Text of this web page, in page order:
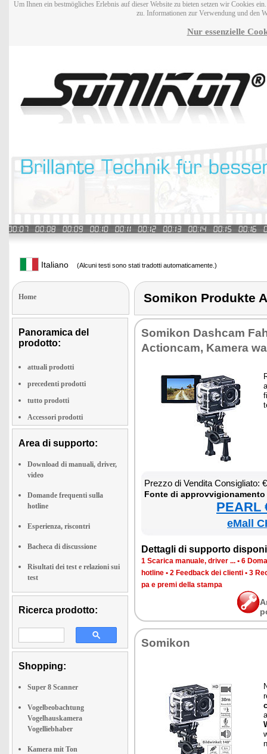
Um Ihnen ein bestmögliches Erlebnis auf dieser Website zu bieten setzen wir Cookies
zu. Informationen zur Verwendung und den
Nur essenzielle
Italiano (Alcuni testi sono stati tradotti automaticamente.)
Home
Panoramica del
prodotto:
attuali prodotti
precedenti prodotti
tutto prodotti
Accessori prodotti
Area di supporto:
Download di manuali, driver,
video
Domande frequenti sulla
hotline
Esperienza, riscontri
Bacheca di discussione
Risultati dei test e relazioni sui
test
Ricerca prodotto:
Shopping:
Super 8 Scanner
Vogelbeobachtung
Vogelhauskamera
Vogelliebhaber
Kamera mit Ton
Somikon Produkte
So­mi­kon Da­sh­cam
Ac­tion­cam, Ka­me­ra
Prez­zo di Ven­di­ta Con­si­glia­to:
Fon­te di
PEARL
eMall
Det­ta­gli di sup­por­to
1 Sca­ri­ca ma­nua­le, dri­ver ... • 6
ho­tli­ne • 2 Feed­back dei clien­ti • 3
pa e pre­mi del­la stam­pa
So­mi­kon